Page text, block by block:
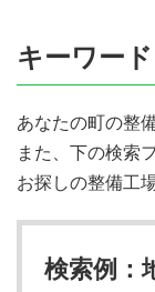
キーワー
あなたの町の整
また、下の検索
お探しの整備工
検索例：